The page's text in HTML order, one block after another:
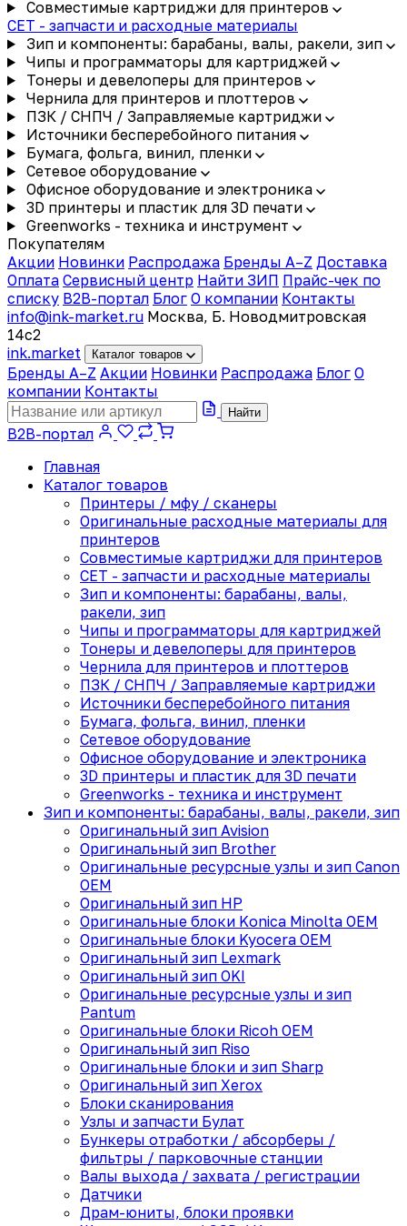
Совместимые картриджи для принтеров
CET - запчасти и расходные материалы
Зип и компоненты: барабаны, валы, ракели, зип
Чипы и программаторы для картриджей
Тонеры и девелоперы для принтеров
Чернила для принтеров и плоттеров
ПЗК / СНПЧ / Заправляемые картриджи
Источники бесперебойного питания
Бумага, фольга, винил, пленки
Сетевое оборудование
Офисное оборудование и электроника
3D принтеры и пластик для 3D печати
Greenworks - техника и инструмент
Покупателям
Акции Новинки Распродажа Бренды A–Z Доставка
Оплата Сервисный центр Найти ЗИП Прайс-чек по
списку B2B-портал Блог О компании Контакты
info@ink-market.ru Москва, Б. Новодмитровская
14с2
ink.market Каталог товаров
Бренды A–Z Акции Новинки Распродажа Блог О
компании Контакты
Найти
B2B-портал
Главная
Каталог товаров
Принтеры / мфу / сканеры
Оригинальные расходные материалы для
принтеров
Совместимые картриджи для принтеров
CET - запчасти и расходные материалы
Зип и компоненты: барабаны, валы,
ракели, зип
Чипы и программаторы для картриджей
Тонеры и девелоперы для принтеров
Чернила для принтеров и плоттеров
ПЗК / СНПЧ / Заправляемые картриджи
Источники бесперебойного питания
Бумага, фольга, винил, пленки
Сетевое оборудование
Офисное оборудование и электроника
3D принтеры и пластик для 3D печати
Greenworks - техника и инструмент
Зип и компоненты: барабаны, валы, ракели, зип
Оригинальный зип Avision
Оригинальный зип Brother
Оригинальные ресурсные узлы и зип Canon
OEM
Оригинальный зип HP
Оригинальные блоки Konica Minolta OEM
Оригинальные блоки Kyocera OEM
Оригинальный зип Lexmark
Оригинальный зип OKI
Оригинальные ресурсные узлы и зип
Pantum
Оригинальные блоки Ricoh OEM
Оригинальный зип Riso
Оригинальные блоки и зип Sharp
Оригинальный зип Xerox
Блоки сканирования
Узлы и запчасти Булат
Бункеры отработки / абсорберы /
фильтры / парковочные станции
Валы выхода / захвата / регистрации
Датчики
Драм-юниты, блоки проявки